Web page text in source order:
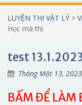
LUYỆN THI VẬT LÝ >
Học mà thi
test
Tháng Một 13, 2023
BẤM ĐỂ LÀM